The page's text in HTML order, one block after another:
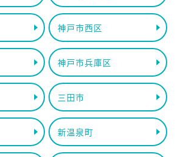
神戸市西区
神戸市兵庫区
三田市
新温泉町